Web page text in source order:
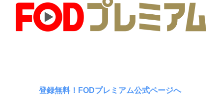
登録無料！FODプレミアム公式ページへ